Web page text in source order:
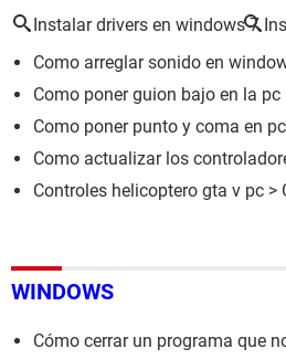
Instalar drivers en windows 7
Como arreglar sonido en
Como poner guion bajo en la pc
Como poner punto y coma en pc
Como actualizar los
Controles helicoptero gta v pc >
WINDOWS
Cómo cerrar un programa que